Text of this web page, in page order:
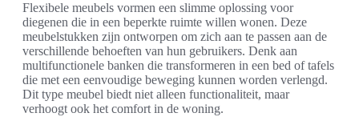
Flexibele meubels vormen een slimme oplossing voor
diegenen die in een beperkte ruimte willen wonen. Deze
meubelstukken zijn ontworpen om zich aan te passen aan de
verschillende behoeften van hun gebruikers. Denk aan
multifunctionele banken die transformeren in een bed of tafels
die met een eenvoudige beweging kunnen worden verlengd.
Dit type meubel biedt niet alleen functionaliteit, maar
verhoogt ook het comfort in de woning.